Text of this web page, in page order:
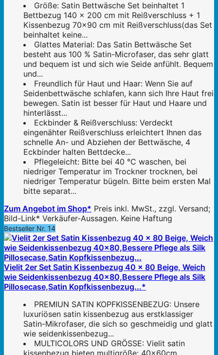
Größe: Satin Bettwäsche Set beinhaltet 1
Bettbezug 140 x 200 cm mit Reißverschluss + 1
Kissenbezug 70x90 cm mit Reißverschluss(das Set
beinhaltet keine...
Glattes Material: Das Satin Bettwäsche Set
besteht aus 100 % Satin-Microfaser, das sehr glatt
und bequem ist und sich wie Seide anfühlt. Bequem
und...
Freundlich für Haut und Haar: Wenn Sie auf
Seidenbettwäsche schlafen, kann sich Ihre Haut frei
bewegen. Satin ist besser für Haut und Haare und
hinterlässt...
Eckbinder & Reißverschluss: Verdeckt
eingenähter Reißverschluss erleichtert Ihnen das
schnelle An- und Abziehen der Bettwäsche, 4
Eckbinder halten Bettdecke...
Pflegeleicht: Bitte bei 40 °C waschen, bei
niedriger Temperatur im Trockner trocknen, bei
niedriger Temperatur bügeln. Bitte beim ersten Mal
bitte separat...
Zum Angebot im Shop* Preis inkl. MwSt., zzgl. Versand;
Bild-Link* Verkäufer-Aussagen. Keine Haftung
Bestseller Nr. 14
Vielit 2er Set Satin Kissenbezug 40 x 80 Beige, Weich
wie Seidenkissenbezug 40x80,Bessere Pflege als Silk
Pillosecase,Satin Kopfkissenbezug...*
PREMIUN SATIN KOPFKISSENBEZUG: Unsere
luxuriösen satin kissenbezug aus erstklassiger
Satin-Mikrofaser, die sich so geschmeidig und glatt
wie seidenkissenbezug...
MULTICOLORS UND GRÖSSE: Vielit satin